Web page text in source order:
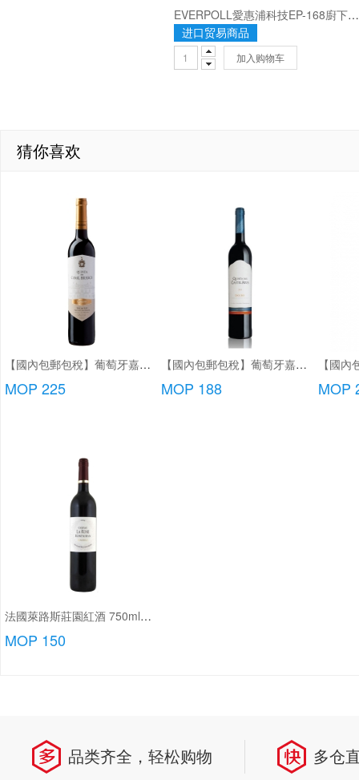
EVERPOLL愛惠浦科技EP-168廚下型雙溫無壓飲水機
进口贸易商品
加入购物车
猜你喜欢
【國內包郵包稅】葡萄牙嘉薩唐尼加珍藏紅酒
MOP 225
【國內包郵包稅】葡萄牙嘉薩利紅酒/特級紅酒/頂級紅酒
MOP 188 MOP
法國萊路斯莊園紅酒 750ml/瓶
MOP 150
品类齐全，轻松购物 多仓